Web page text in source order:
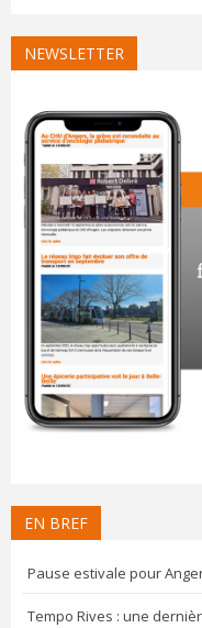
NEWSLETTER
EN BREF
Pause estivale pour
Tempo Rives : une